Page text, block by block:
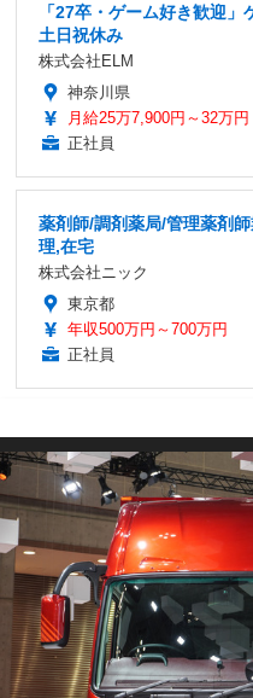
「27卒・ゲーム好き歓迎
土日祝休み
株式会社ELM
神奈川県
月給25万7,900円～32万円
正社員
薬剤師/調剤薬局/管理薬剤
理,在宅
株式会社ニック
東京都
年収500万円～700万円
正社員